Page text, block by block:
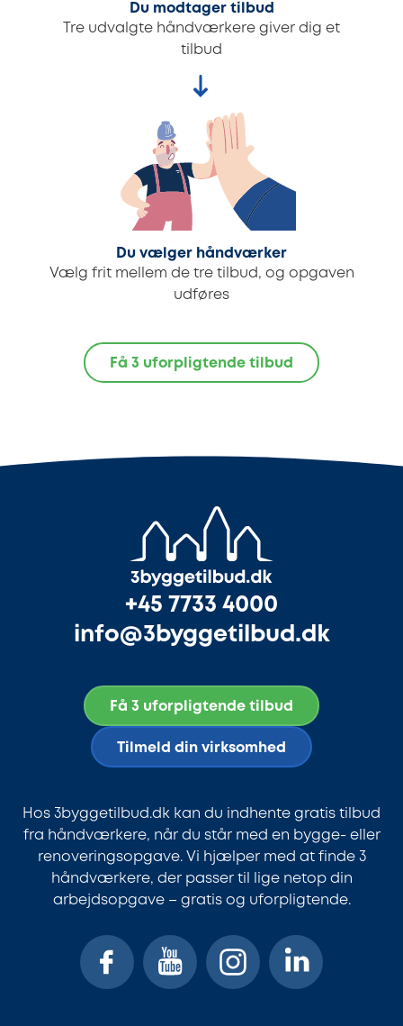
Du modtager tilbud
Tre udvalgte håndværkere giver dig et
tilbud
Du vælger håndværker
Vælg frit mellem de tre tilbud, og opgaven
udføres
Få 3 uforpligtende tilbud
+45 7733 4000
info@3byggetilbud.dk
Få 3 uforpligtende tilbud
Tilmeld din virksomhed
Hos 3byggetilbud.dk kan du indhente gratis tilbud
fra håndværkere, når du står med en bygge- eller
renoveringsopgave. Vi hjælper med at finde 3
håndværkere, der passer til lige netop din
arbejdsopgave – gratis og uforpligtende.